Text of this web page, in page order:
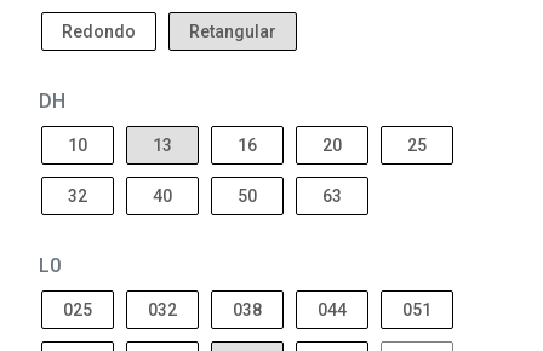
Redondo Retangular
DH
10 13 16 20 25
32 40 50 63
L0
025 032 038 044 051